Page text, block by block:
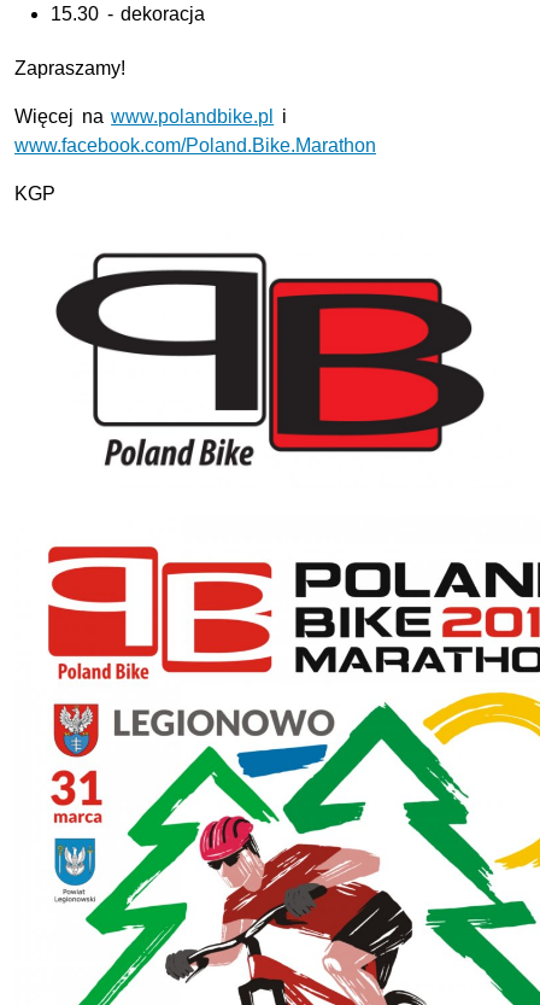
15.30 - dekoracja
Zapraszamy!
Więcej nawww.polandbike.pl
i
www.facebook.com/Poland.Bike.Marathon
KGP